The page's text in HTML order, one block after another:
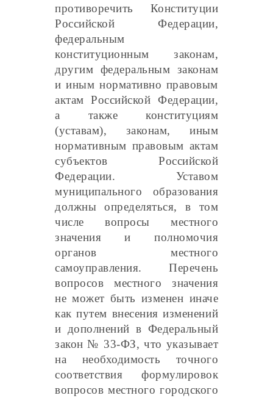
противоречить Конституции
Российской Федерации,
федеральным
конституционным законам,
другим федеральным законам
и иным нормативно правовым
актам Российской Федерации,
а также конституциям
(уставам), законам, иным
нормативным правовым актам
субъектов Российской
Федерации. Уставом
муниципального образования
должны определяться, в том
числе вопросы местного
значения и полномочия
органов местного
самоуправления. Перечень
вопросов местного значения
не может быть изменен иначе
как путем внесения изменений
и дополнений в Федеральный
закон № 33-ФЗ, что указывает
на необходимость точного
соответствия формулировок
вопросов местного городского